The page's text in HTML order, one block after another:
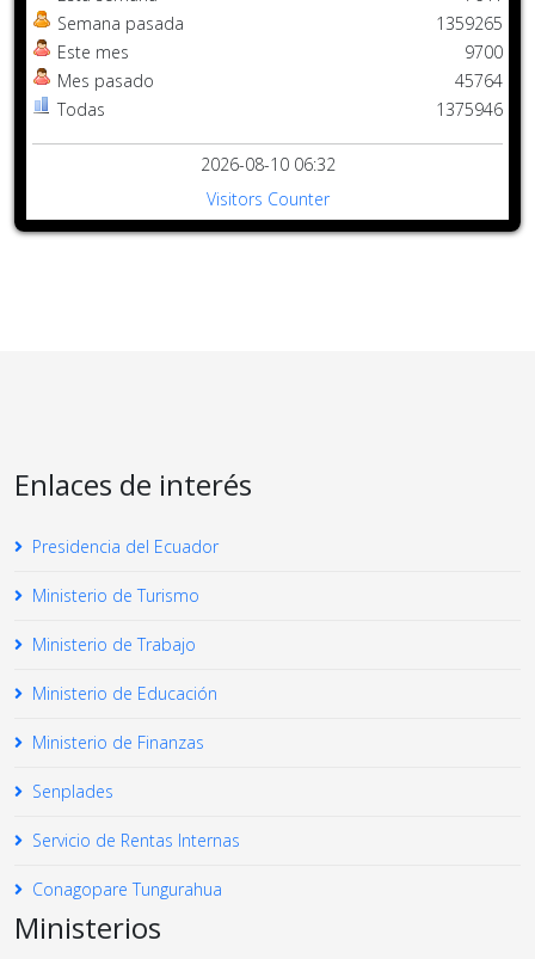
Semana pasada
Este mes
Mes pasado
Todas
1359265
9700
45764
1375946
2026-08-10 06:32
Visitors Counter
Enlaces de interés
Presidencia del Ecuador
Ministerio de Turismo
Ministerio de Trabajo
Ministerio de Educación
Ministerio de Finanzas
Senplades
Servicio de Rentas Internas
Conagopare Tungurahua
Ministerios